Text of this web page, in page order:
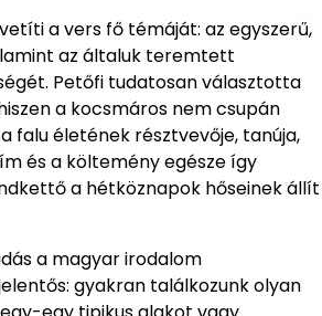
a vers fő témáját: az egyszerű,
az általuk teremtett
Petőfi tudatosan választotta
a kocsmáros nem csupán
falu életének résztvevője, tanúja,
és a költemény egésze így
a hétköznapok hőseinek állít
a magyar irodalom
gyakran találkozunk olyan